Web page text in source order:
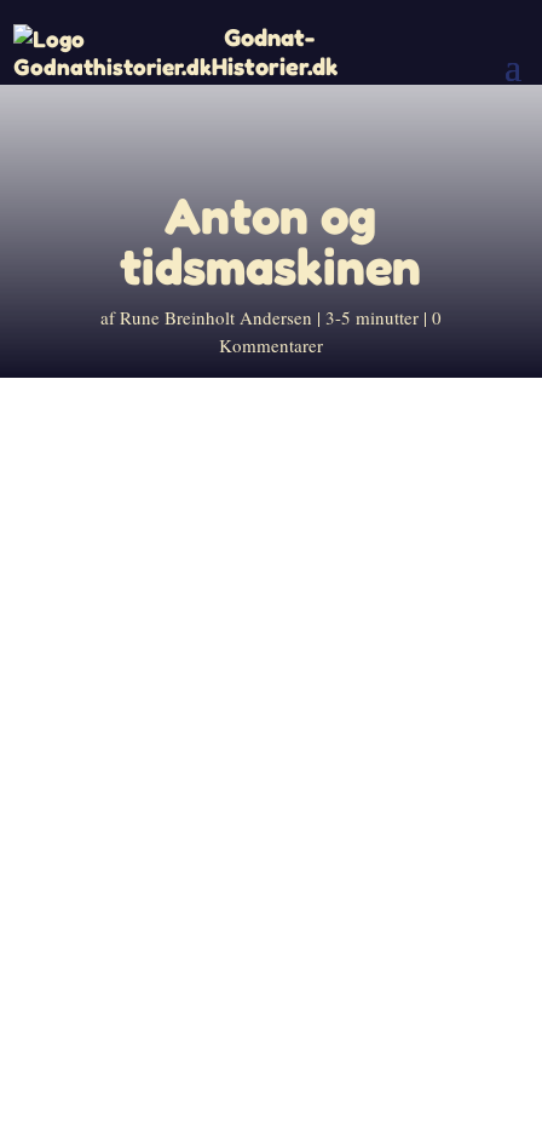
Godnat-
Historier.dk
Anton og
tidsmaskinen
afRune Breinholt Andersen 3-5 minutter 0
Kommentarer